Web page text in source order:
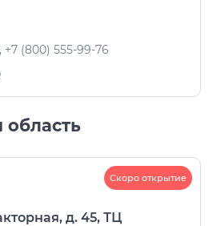
+7 (800) 555-99-76
д. 45, ТЦ
Скоро открытие